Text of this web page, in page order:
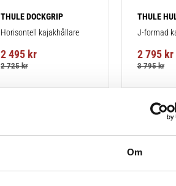
Om
THULE DOCKGRIP
Horisontell kajakhållare
2 495 kr
2 725kr
THULE
J-formad
2 795kr
3 795kr
Lägg till i favoriter